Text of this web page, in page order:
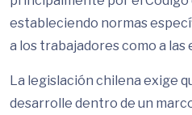
estableciendo normas
a los trabajadores como a las
La legislación chilena exige
desarrolle dentro de un